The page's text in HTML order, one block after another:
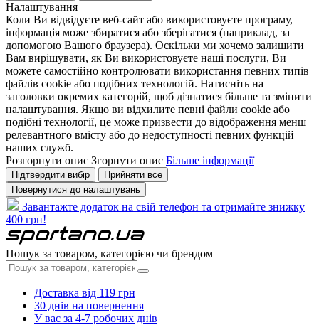
Налаштування
Коли Ви відвідуєте веб-сайт або використовуєте програму,
інформація може збиратися або зберігатися (наприклад, за
допомогою Вашого браузера). Оскільки ми хочемо залишити
Вам вирішувати, як Ви використовуєте наші послуги, Ви
можете самостійно контролювати використання певних типів
файлів cookie або подібних технологій. Натисніть на
заголовки окремих категорій, щоб дізнатися більше та змінити
налаштування. Якщо ви відхилите певні файли cookie або
подібні технології, це може призвести до відображення менш
релевантного вмісту або до недоступності певних функцій
наших служб.
Розгорнути опис Згорнути опис Більше інформації
Підтвердити вибір
Прийняти все
Повернутися до налаштувань
Завантажте додаток на свій телефон та отримайте знижку
400 грн!
Пошук за товаром, категорією чи брендом
Доставка від 119 грн
30 днів на повернення
У вас за 4-7 робочих днів